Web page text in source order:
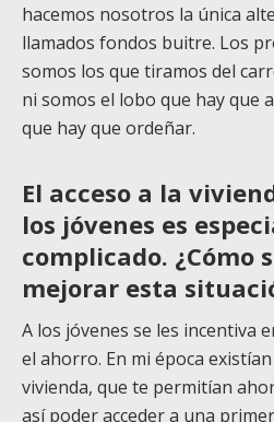
hacemos nosotros la única
llamados fondos buitre. Los
somos los que tiramos del
ni somos el lobo que hay que
que hay que ordeñar.
El acceso a la
los jóvenes es
complicado. ¿Cómo
mejorar esta
A los jóvenes se les incentiva
el ahorro. En mi época
vivienda, que te permitían
así poder acceder a una